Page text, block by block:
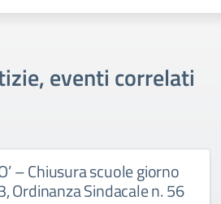
eventi correlati
– Chiusura scuole giorno
Ordinanza Sindacale n. 56